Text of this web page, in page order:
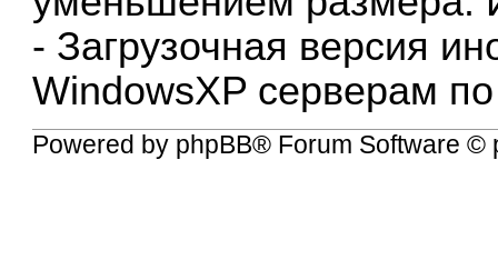
- Загрузочная версия
WindowsXP серверам
Powered by phpBB® Forum Software ©